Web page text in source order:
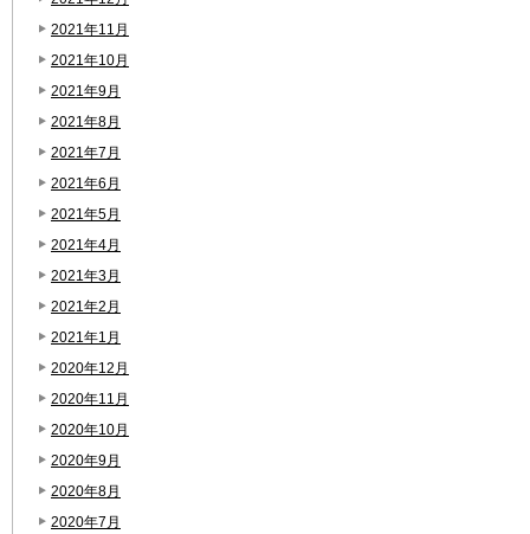
2021年11月
2021年10月
2021年9月
2021年8月
2021年7月
2021年6月
2021年5月
2021年4月
2021年3月
2021年2月
2021年1月
2020年12月
2020年11月
2020年10月
2020年9月
2020年8月
2020年7月